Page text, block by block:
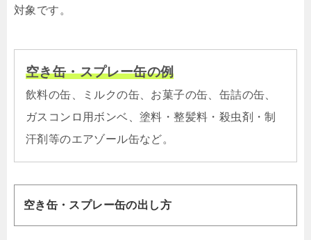
対象です。
空き缶・スプレー缶の例
飲料の缶、ミルクの缶、お菓子の缶、缶詰の缶、
ガスコンロ用ボンベ、塗料・整髪料・殺虫剤・制
汗剤等のエアゾール缶など。
空き缶・スプレー缶の出し方